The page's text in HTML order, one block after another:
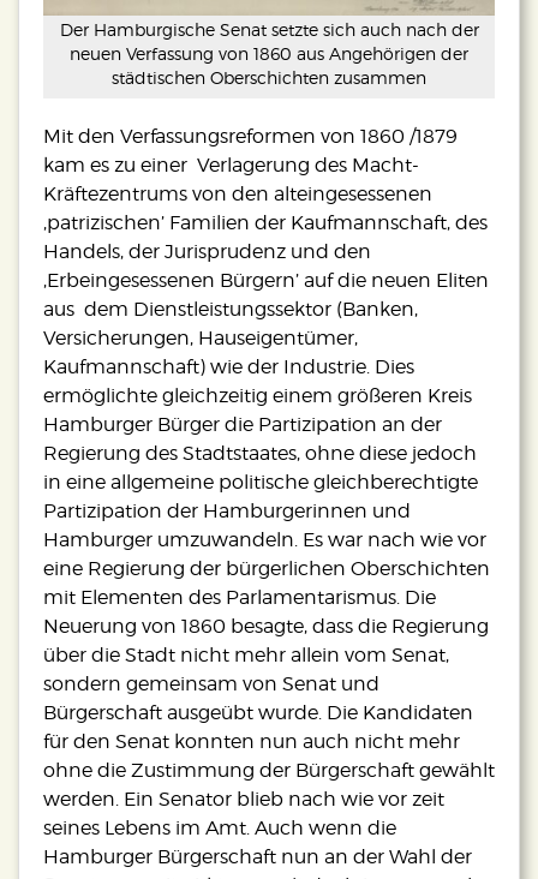
Der Hamburgische Senat setzte sich auch nach der
neuen Verfassung von 1860 aus Angehörigen der
städtischen Oberschichten zusammen
Mit den Verfassungsreformen von 1860 /1879
kam es zu einer Verlagerung des Macht-
Kräftezentrums von den alteingesessenen
‚patrizischen’ Familien der Kaufmannschaft, des
Handels, der Jurisprudenz und den
‚Erbeingesessenen Bürgern’ auf die neuen Eliten
aus dem Dienstleistungssektor (Banken,
Versicherungen, Hauseigentümer,
Kaufmannschaft) wie der Industrie. Dies
ermöglichte gleichzeitig einem größeren Kreis
Hamburger Bürger die Partizipation an der
Regierung des Stadtstaates, ohne diese jedoch
in eine allgemeine politische gleichberechtigte
Partizipation der Hamburgerinnen und
Hamburger umzuwandeln. Es war nach wie vor
eine Regierung der bürgerlichen Oberschichten
mit Elementen des Parlamentarismus. Die
Neuerung von 1860 besagte, dass die Regierung
über die Stadt nicht mehr allein vom Senat,
sondern gemeinsam von Senat und
Bürgerschaft ausgeübt wurde. Die Kandidaten
für den Senat konnten nun auch nicht mehr
ohne die Zustimmung der Bürgerschaft gewählt
werden. Ein Senator blieb nach wie vor zeit
seines Lebens im Amt. Auch wenn die
Hamburger Bürgerschaft nun an der Wahl der